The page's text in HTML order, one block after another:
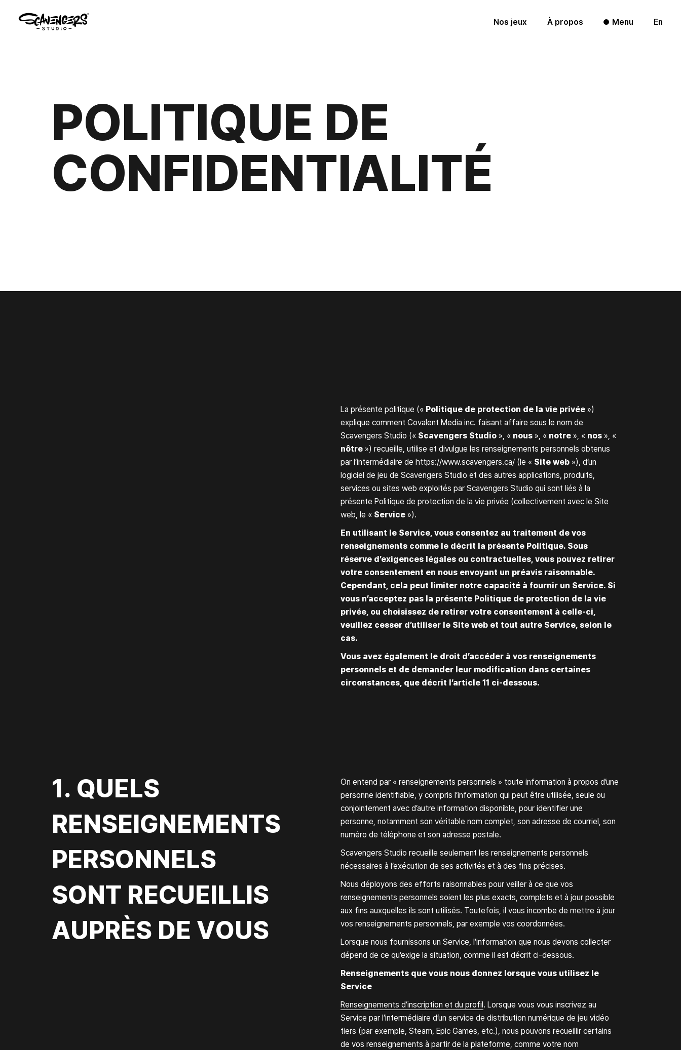
Nos jeux
À propos Menu En
POLITIQUE DE
CONFIDENTIALITÉ
La présente politique (« Politique de protection de la vie privée»)
explique comment Covalent Media inc. faisant affaire sous le nom de
Scavengers Studio (« Scavengers Studio», « nous», « notre», « nos», «
nôtre») recueille, utilise et divulgue les renseignements personnels obtenus
par l’intermédiaire de https://www.scavengers.ca/ (le « Site web»), d’un
logiciel de jeu de Scavengers Studio et des autres applications, produits,
services ou sites web exploités par Scavengers Studio qui sont liés à la
présente Politique de protection de la vie privée (collectivement avec le Site
web, le « Service»).
En utilisant le Service, vous consentez au traitement de vos
renseignements comme le décrit la présente Politique. Sous
réserve d’exigences légales ou contractuelles, vous pouvez retirer
votre consentement en nous envoyant un préavis raisonnable.
Cependant, cela peut limiter notre capacité à fournir un Service. Si
vous n’acceptez pas la présente Politique de protection de la vie
privée, ou choisissez de retirer votre consentement à celle-ci,
veuillez cesser d’utiliser le Site web et tout autre Service, selon le
cas.
Vous avez également le droit d’accéder à vos renseignements
personnels et de demander leur modification dans certaines
circonstances, que décrit l’article 11 ci‑dessous.
1. QUELS
RENSEIGNEMENTS
PERSONNELS
SONT RECUEILLIS
AUPRÈS DE VOUS
On entend par « renseignements personnels » toute information à propos d’une
personne identifiable, y compris l’information qui peut être utilisée, seule ou
conjointement avec d’autre information disponible, pour identifier une
personne, notamment son véritable nom complet, son adresse de courriel, son
numéro de téléphone et son adresse postale.
Scavengers Studio recueille seulement les renseignements personnels
nécessaires à l’exécution de ses activités et à des fins précises.
Nous déployons des efforts raisonnables pour veiller à ce que vos
renseignements personnels soient les plus exacts, complets et à jour possible
aux fins auxquelles ils sont utilisés. Toutefois, il vous incombe de mettre à jour
vos renseignements personnels, par exemple vos coordonnées.
Lorsque nous fournissons un Service, l’information que nous devons collecter
dépend de ce qu’exige la situation, comme il est décrit ci-dessous.
Renseignements que vous nous donnez lorsque vous utilisez le
Service
Renseignements d’inscription et du profil. Lorsque vous vous inscrivez au
Service par l’intermédiaire d’un service de distribution numérique de jeu vidéo
tiers (par exemple, Steam, Epic Games, etc.), nous pouvons recueillir certains
de vos renseignements à partir de la plateforme, comme votre nom